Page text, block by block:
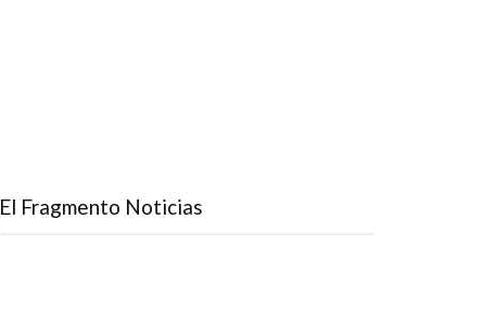
El Fragmento Noticias